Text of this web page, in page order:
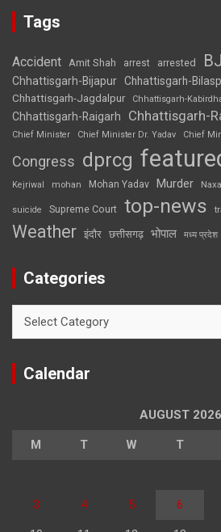
Tags
Accident Amit Shah arrest arrested
Chhattisgarh-Bijapur Chhattisgarh-
Chhattisgarh-Jagdalpur Chhattisgarh-
Chhattisgarh-Raigarh Chhattisgarh-
Chief Minister
Chief Minister Dr. Yadav Chief
Congress dprcg
Kejriwal mohan Mohan Yadav Murder
suicide Supreme Court top-news
Weather इंदौर छत्तीसगढ़ भोपाल मध्य प्रदेश
Categories
Calendar
AUGUST 2026
M T W T
3 4 5 6